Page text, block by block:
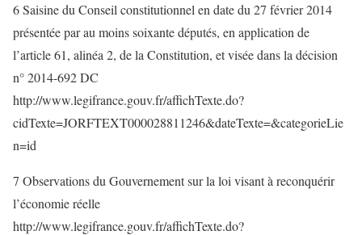
6 Saisine du Conseil constitutionnel en date du 27 février 2014
présentée par au moins soixante députés, en application de
l’article 61, alinéa 2, de la Constitution, et visée dans la décision
n° 2014-692 DC
http://www.legifrance.gouv.fr/affichTexte.do?
cidTexte=JORFTEXT000028811246&dateTexte=&categorieLie
n=id
7 Observations du Gouvernement sur la loi visant à reconquérir
l’économie réelle
http://www.legifrance.gouv.fr/affichTexte.do?